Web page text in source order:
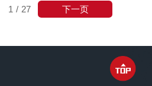
1 / 27 下一页